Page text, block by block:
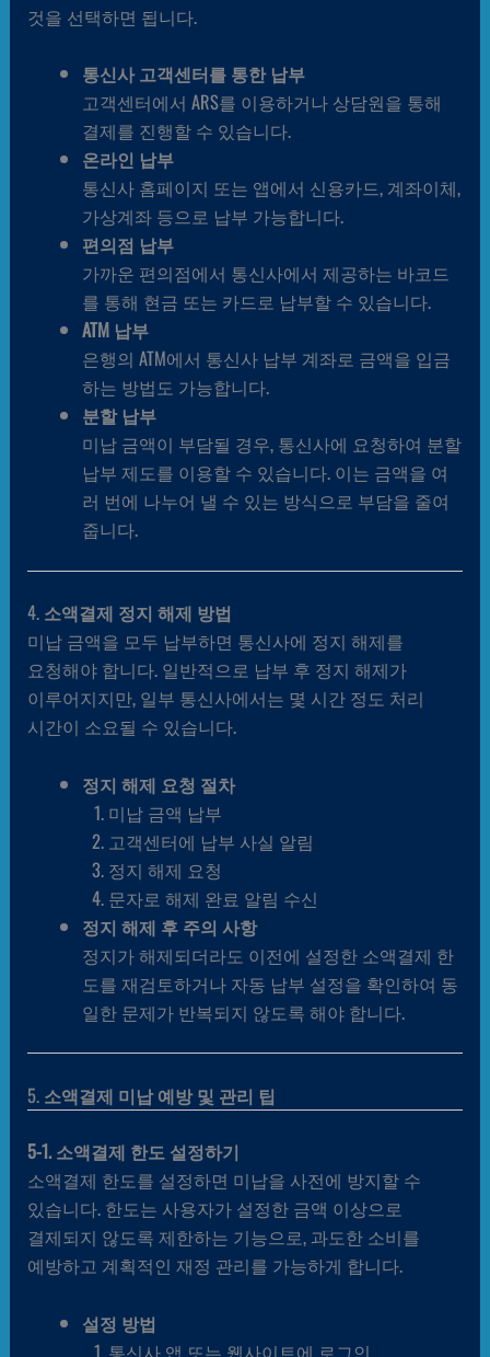
것을 선택하면 됩니다.
통신사 고객센터를 통한 납부
고객센터에서 ARS를 이용하거나 상담원을 통해
결제를 진행할 수 있습니다.
온라인 납부
통신사 홈페이지 또는 앱에서 신용카드, 계좌이체,
가상계좌 등으로 납부 가능합니다.
편의점 납부
가까운 편의점에서 통신사에서 제공하는 바코드
를 통해 현금 또는 카드로 납부할 수 있습니다.
ATM 납부
은행의 ATM에서 통신사 납부 계좌로 금액을 입금
하는 방법도 가능합니다.
분할 납부
미납 금액이 부담될 경우, 통신사에 요청하여 분할
납부 제도를 이용할 수 있습니다. 이는 금액을 여
러 번에 나누어 낼 수 있는 방식으로 부담을 줄여
줍니다.
4. 소액결제 정지 해제 방법
미납 금액을 모두 납부하면 통신사에 정지 해제를
요청해야 합니다. 일반적으로 납부 후 정지 해제가
이루어지지만, 일부 통신사에서는 몇 시간 정도 처리
시간이 소요될 수 있습니다.
정지 해제 요청 절차
미납 금액 납부
고객센터에 납부 사실 알림
정지 해제 요청
문자로 해제 완료 알림 수신
정지 해제 후 주의 사항
정지가 해제되더라도 이전에 설정한 소액결제 한
도를 재검토하거나 자동 납부 설정을 확인하여 동
일한 문제가 반복되지 않도록 해야 합니다.
5. 소액결제 미납 예방 및 관리 팁
5-1. 소액결제 한도 설정하기
소액결제 한도를 설정하면 미납을 사전에 방지할 수
있습니다. 한도는 사용자가 설정한 금액 이상으로
결제되지 않도록 제한하는 기능으로, 과도한 소비를
예방하고 계획적인 재정 관리를 가능하게 합니다.
설정 방법
통신사 앱 또는 웹사이트에 로그인